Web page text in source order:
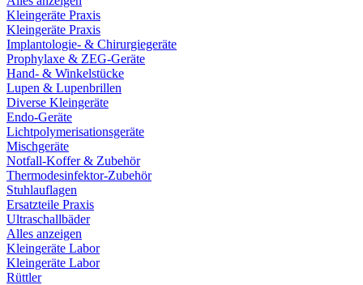
Kleingeräte Praxis
Kleingeräte Praxis
Implantologie- & Chirurgiegeräte
Prophylaxe & ZEG-Geräte
Hand- & Winkelstücke
Lupen & Lupenbrillen
Diverse Kleingeräte
Endo-Geräte
Lichtpolymerisationsgeräte
Mischgeräte
Notfall-Koffer & Zubehör
Thermodesinfektor-Zubehör
Stuhlauflagen
Ersatzteile Praxis
Ultraschallbäder
Alles anzeigen
Kleingeräte Labor
Kleingeräte Labor
Rüttler